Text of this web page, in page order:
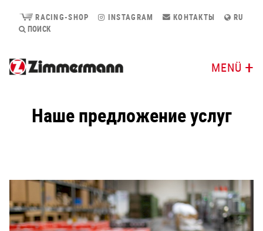
RACING-SHOP INSTAGRAM КОНТАКТЫ
RU
ПОИСК
MENÜ
Наше предложение услуг